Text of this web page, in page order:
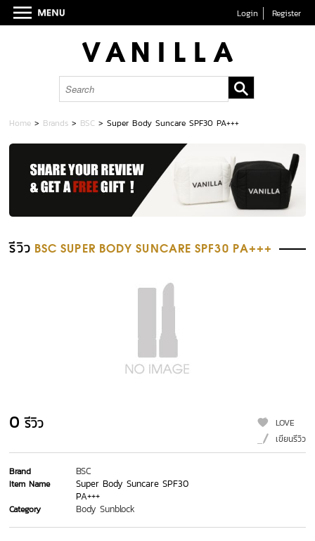
Login Register
Home > Brands > BSC >Super Body Suncare SPF30 PA+++
รีวิว BSC SUPER BODY SUNCARE SPF30 PA+++
0 รีวิว
LOVE
เขียนรีวิว
Brand BSC
Item Name
Super Body Suncare SPF30
PA+++
Category Body Sunblock